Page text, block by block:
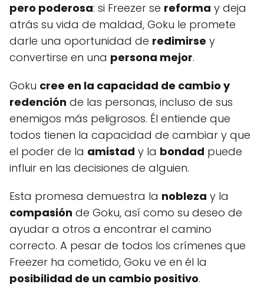
pero poderosa: si Freezer se reforma y deja
atrás su vida de maldad, Goku le promete
darle una oportunidad de redimirse y
convertirse en una persona mejor.
Goku cree en la capacidad de cambio y
redención de las personas, incluso de sus
enemigos más peligrosos. Él entiende que
todos tienen la capacidad de cambiar y que
el poder de la amistad y la bondad puede
influir en las decisiones de alguien.
Esta promesa demuestra la nobleza y la
compasión de Goku, así como su deseo de
ayudar a otros a encontrar el camino
correcto. A pesar de todos los crímenes que
Freezer ha cometido, Goku ve en él la
posibilidad de un cambio positivo.